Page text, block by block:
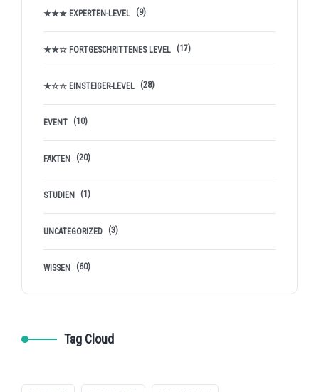
★★★ EXPERTEN-LEVEL (9)
★★☆ FORTGESCHRITTENES LEVEL (17)
★☆☆ EINSTEIGER-LEVEL (28)
EVENT (10)
FAKTEN (20)
STUDIEN (1)
UNCATEGORIZED (3)
WISSEN (60)
Tag Cloud